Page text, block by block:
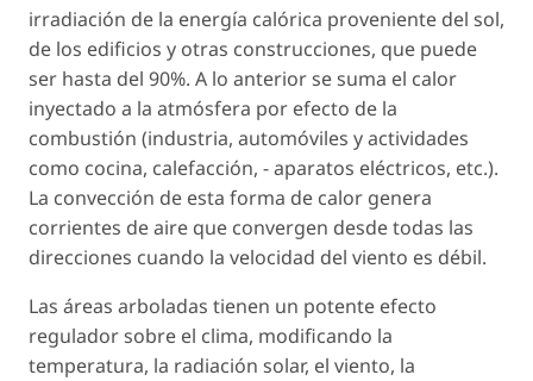
irradiación de la energía calórica proveniente del sol,
de los edificios y otras construcciones, que puede
ser hasta del 90%. A lo anterior se suma el calor
inyectado a la atmósfera por efecto de la
combustión (industria, automóviles y actividades
como cocina, calefacción, - aparatos eléctricos, etc.).
La convección de esta forma de calor genera
corrientes de aire que convergen desde todas las
direcciones cuando la velocidad del viento es débil.
Las áreas arboladas tienen un potente efecto
regulador sobre el clima, modificando la
temperatura, la radiación solar, el viento, la